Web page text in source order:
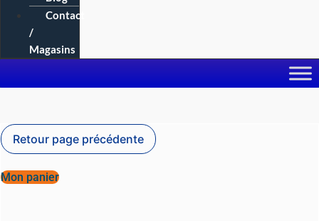
Contact
/
Magasins
Mon panier